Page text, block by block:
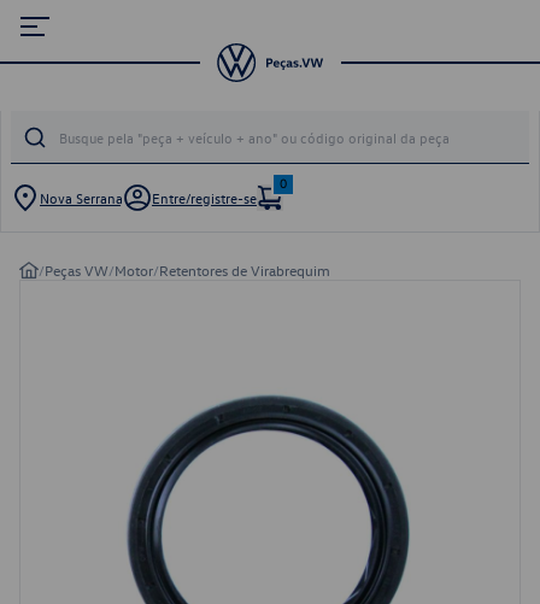
Nova Serrana Entre/registre-se
0
/Peças VW/Motor/Retentores de Virabrequim